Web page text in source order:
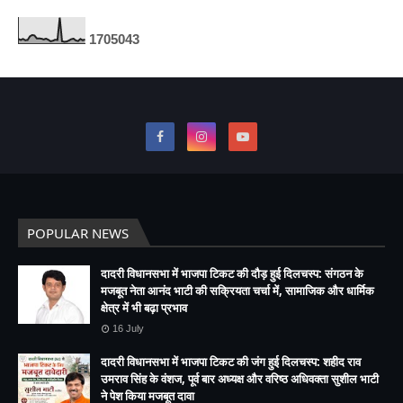
1705043
POPULAR NEWS
दादरी विधानसभा में भाजपा टिकट की दौड़ हुई दिलचस्प: संगठन के
मजबूत नेता आनंद भाटी की सक्रियता चर्चा में, सामाजिक और धार्मिक
क्षेत्र में भी बढ़ा प्रभाव
16 July
दादरी विधानसभा में भाजपा टिकट की जंग हुई दिलचस्प: शहीद राव
उमराव सिंह के वंशज, पूर्व बार अध्यक्ष और वरिष्ठ अधिवक्ता सुशील भाटी
ने पेश किया मजबूत दावा